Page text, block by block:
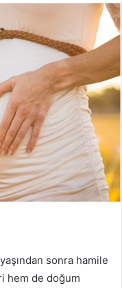
sonra hamile
hem de doğum